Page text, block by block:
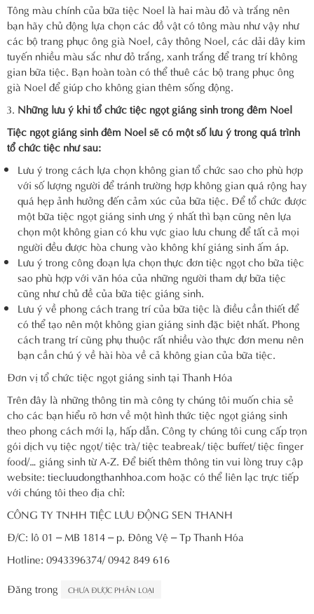
Tông màu chính của bữa tiệc Noel là hai màu đỏ và trắng nên
bạn hãy chủ động lựa chọn các đồ vật có tông màu như vậy như
các bộ trang phục ông già Noel, cây thông Noel, các dải dây kim
tuyến nhiều màu sắc như đỏ trắng, xanh trắng để trang trí không
gian bữa tiệc. Bạn hoàn toàn có thể thuê các bộ trang phục ông
già Noel để giúp cho không gian thêm sống động.
Những lưu ý khi tổ chức tiệc ngọt giáng sinh trong đêm Noel
Tiệc ngọt giáng sinh đêm Noel sẽ có một số lưu ý trong quá trình
tổ chức tiệc như sau:
Lưu ý trong cách lựa chọn không gian tổ chức sao cho phù hợp
với số lượng người để tránh trường hợp không gian quá rộng hay
quá hẹp ảnh hưởng đến cảm xúc của bữa tiệc. Để tổ chức được
một bữa tiệc ngọt giáng sinh ưng ý nhất thì bạn cũng nên lựa
chọn một không gian có khu vực giao lưu chung để tất cả mọi
người đều được hòa chung vào không khí giáng sinh ấm áp.
Lưu ý trong công đoạn lựa chọn thực đơn tiệc ngọt cho bữa tiệc
sao phù hợp với văn hóa của những người tham dự bữa tiệc
cũng như chủ đề của bữa tiệc giáng sinh.
Lưu ý về phong cách trang trí của bữa tiệc là điều cần thiết để
có thể tạo nên một không gian giáng sinh đặc biệt nhất. Phong
cách trang trí cũng phụ thuộc rất nhiều vào thực đơn menu nên
bạn cần chú ý về hài hòa về cả không gian của bữa tiệc.
Đơn vị tổ chức tiệc ngọt giáng sinh tại Thanh Hóa
Trên đây là những thông tin mà công ty chúng tôi muốn chia sẻ
cho các bạn hiểu rõ hơn về một hình thức tiệc ngọt giáng sinh
theo phong cách mới lạ, hấp dẫn. Công ty chúng tôi cung cấp trọn
gói dịch vụ tiệc ngọt/ tiệc trà/ tiệc teabreak/ tiệc buffet/ tiệc finger
food/… giáng sinh từ A-Z. Để biết thêm thông tin vui lòng truy cập
website: tiecluudongthanhhoa.com hoặc có thể liên lạc trực tiếp
với chúng tôi theo địa chỉ:
CÔNG TY TNHH TIỆC LƯU ĐỘNG SEN THANH
Đ/C: lô 01 – MB 1814 – p. Đông Vệ – Tp Thanh Hóa
Hotline: 0943396374/ 0942 849 616
Đăng trong
CHƯA ĐƯỢC PHÂN LOẠI